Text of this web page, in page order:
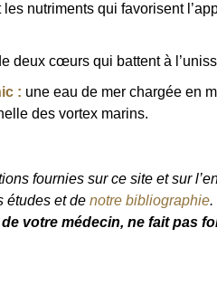
nutriments qui favorisent
deux cœurs qui battent à
: une eau de mer chargée en
des vortex marins.
fournies sur ce site et sur
études et de notre bibliographie.
votre médecin, ne fait pas